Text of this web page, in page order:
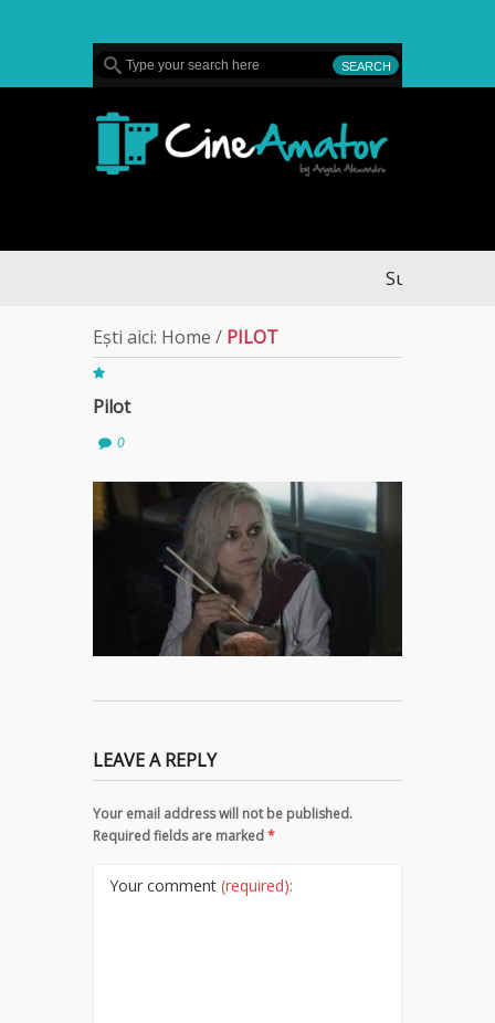
Sullivan’s
Ești aici: Home / PILOT
Pilot
0
LEAVE A REPLY
Your email address will not be published.
Required fields are marked*
Your comment (required):